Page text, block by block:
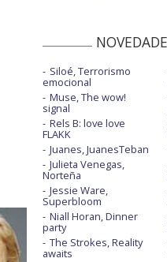
Siloé, Terrorismo
emocional
Muse, The wow!
signal
Rels B: love love
FLAKK
Juanes, JuanesTeban
Julieta Venegas,
Norteña
Jessie Ware,
Superbloom
Niall Horan, Dinner
party
The Strokes, Reality
awaits